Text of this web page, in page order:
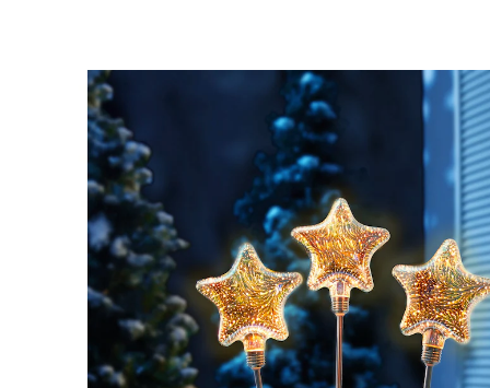
11,59 €
inkl. MwSt. und zzgl.
In den Warenkorb
Sofort lieferbar - in 2-3 Werktagen bei Ihnen
Der Sternenhimmel auf Erden!
Vielleicht sind sie ja für Sie vom Himmel gefallen? Wenn